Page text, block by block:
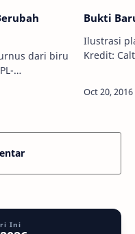
dari biru
Cass…
Bukti
Ilustrasi
Kredit: Caltech/
Ini